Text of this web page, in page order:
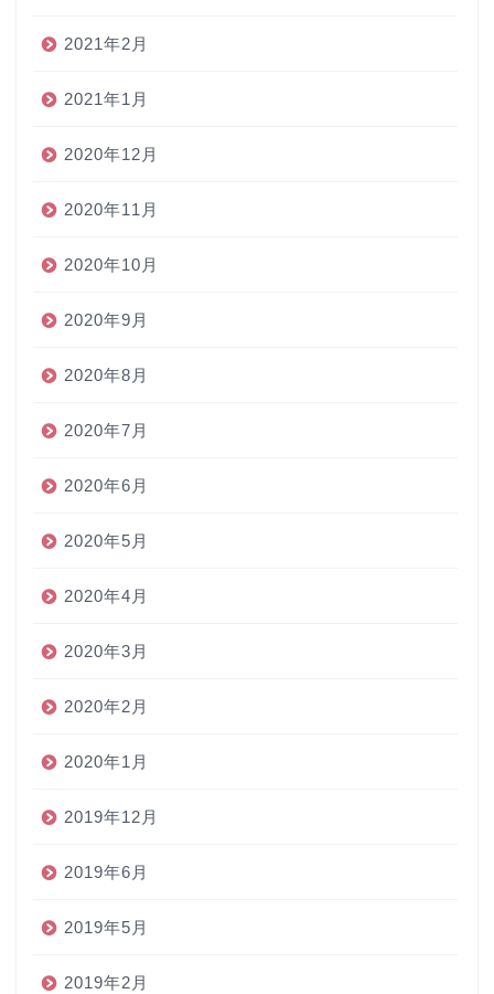
2021年2月
2021年1月
2020年12月
2020年11月
2020年10月
2020年9月
2020年8月
2020年7月
2020年6月
2020年5月
2020年4月
2020年3月
2020年2月
2020年1月
2019年12月
2019年6月
2019年5月
2019年2月